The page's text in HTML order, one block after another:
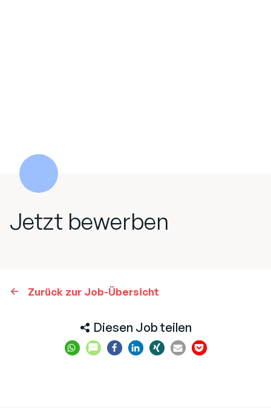
Jetzt bewerben
Zurück zur Job-Übersicht
Diesen Job teilen